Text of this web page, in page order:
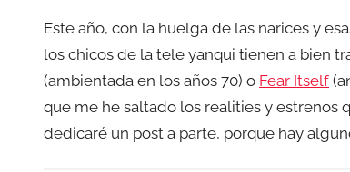
Este año, con la huelga de las narices y
los chicos de la tele yanqui tienen a bien
(ambientada en los años 70) o Fear Itself
que me he saltado los realities y estrenos
dedicaré un post a parte, porque hay